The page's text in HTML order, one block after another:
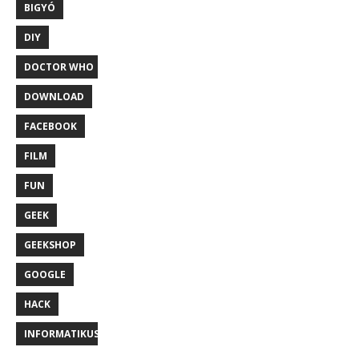
BIGYÓ
DIY
DOCTOR WHO
DOWNLOAD
FACEBOOK
FILM
FUN
GEEK
GEEKSHOP
GOOGLE
HACK
INFORMATIKUS